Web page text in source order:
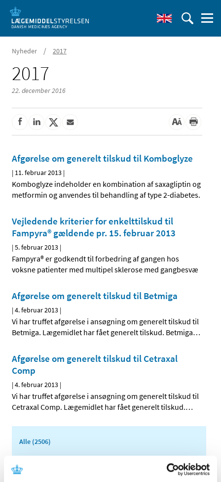
Nyheder / 2017
2017
22. december 2016
Afgørelse om generelt tilskud til Komboglyze
| 11. februar 2013 |
Komboglyze indeholder en kombination af saxagliptin og
metformin og anvendes til behandling af type 2-diabetes.
Vejledende kriterier for enkelttilskud til
Fampyra® gældende pr. 15. februar 2013
|5. februar 2013 |
Fampyra® er godkendt til forbedring af gangen hos
voksne patienter med multipel sklerose med gangbesvæ
Afgørelse om generelt tilskud til Betmiga
|4. februar 2013 |
Vi har truffet afgørelse i ansøgning om generelt tilskud til
Betmiga. Lægemidlet har fået generelt tilskud. Betmiga…
Afgørelse om generelt tilskud til Cetraxal
Comp
|4. februar 2013 |
Vi har truffet afgørelse i ansøgning om generelt tilskud til
Cetraxal Comp. Lægemidlet har fået generelt tilskud.…
Alle (2506)
TID
2026 (84)